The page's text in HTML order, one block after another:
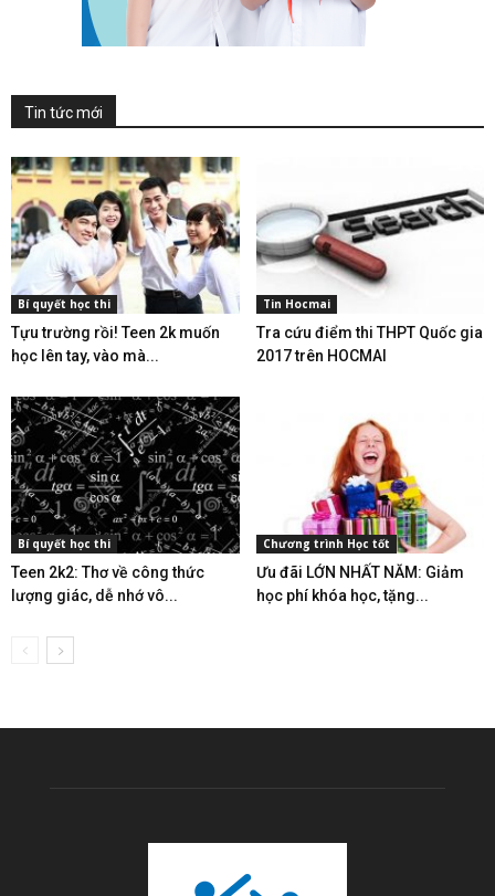
Tin tức mới
Bí quyết học thi
Tựu trường rồi! Teen 2k muốn
học lên tay, vào mà...
Tin Hocmai
Tra cứu điểm thi THPT Quốc gia
2017 trên HOCMAI
Bí quyết học thi
Teen 2k2: Thơ về công thức
lượng giác, dễ nhớ vô...
Chương trình Học tốt
Ưu đãi LỚN NHẤT NĂM: Giảm
học phí khóa học, tặng...